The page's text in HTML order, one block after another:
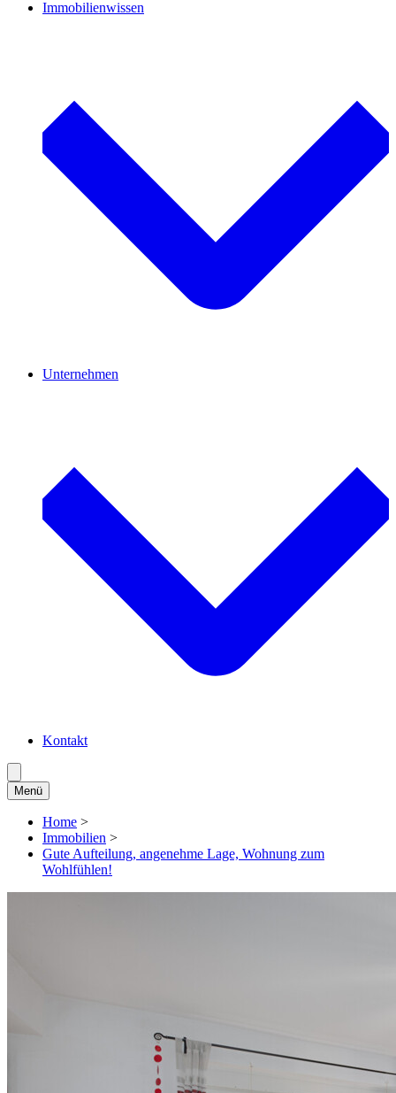
Immobilienwissen
Unternehmen
Kontakt
Menü
Home >
Immobilien >
Gute Aufteilung, angenehme Lage, Wohnung zum
Wohlfühlen!